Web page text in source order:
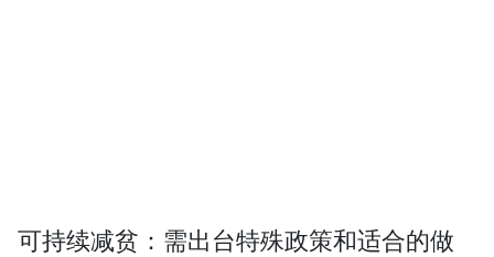
可持续减贫：需出台特殊政策和适合的做